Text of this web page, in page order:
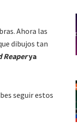
Ahora las
dibujos tan
Reaperya
seguir estos